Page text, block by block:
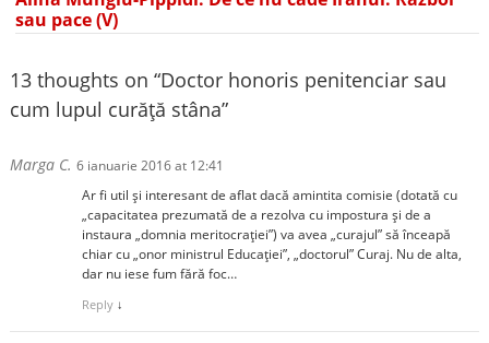
sau pace (V)
13 thoughts on “Doctor honoris penitenciar sau
cum lupul curăță stâna”
Marga C. 6 ianuarie 2016 at 12:41
Ar fi util și interesant de aflat dacă amintita comisie (dotată cu
„capacitatea prezumată de a rezolva cu impostura și de a
instaura „domnia meritocrației”) va avea „curajul” să înceapă
chiar cu „onor ministrul Educației”, „doctorul” Curaj. Nu de alta,
dar nu iese fum fără foc…
Reply ↓